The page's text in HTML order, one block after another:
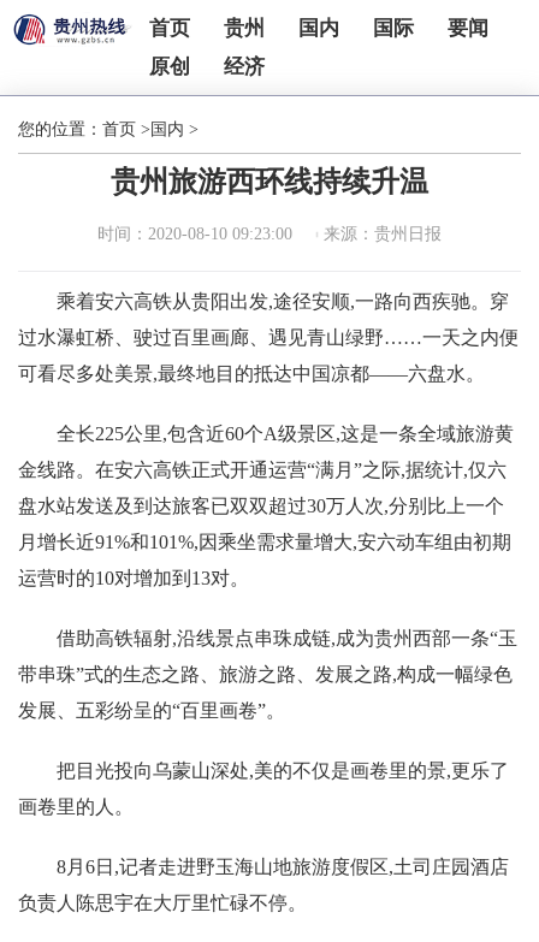
首页 贵州 国内 国际
要闻
原创
经济
您的位置： 首页 > 国内 >
贵州旅游西环线持续升温
时间：2020-08-10 09:23:00 来源：贵州日报
乘着安六高铁从贵阳出发,途径安顺,一路向西疾驰。穿
过水瀑虹桥、驶过百里画廊、遇见青山绿野……一天之内便
可看尽多处美景,最终地目的抵达中国凉都——六盘水。
全长225公里,包含近60个A级景区,这是一条全域旅游黄
金线路。在安六高铁正式开通运营“满月”之际,据统计,仅六
盘水站发送及到达旅客已双双超过30万人次,分别比上一个
月增长近91%和101%,因乘坐需求量增大,安六动车组由初期
运营时的10对增加到13对。
借助高铁辐射,沿线景点串珠成链,成为贵州西部一条“玉
带串珠”式的生态之路、旅游之路、发展之路,构成一幅绿色
发展、五彩纷呈的“百里画卷”。
把目光投向乌蒙山深处,美的不仅是画卷里的景,更乐了
画卷里的人。
8月6日,记者走进野玉海山地旅游度假区,土司庄园酒店
负责人陈思宇在大厅里忙碌不停。